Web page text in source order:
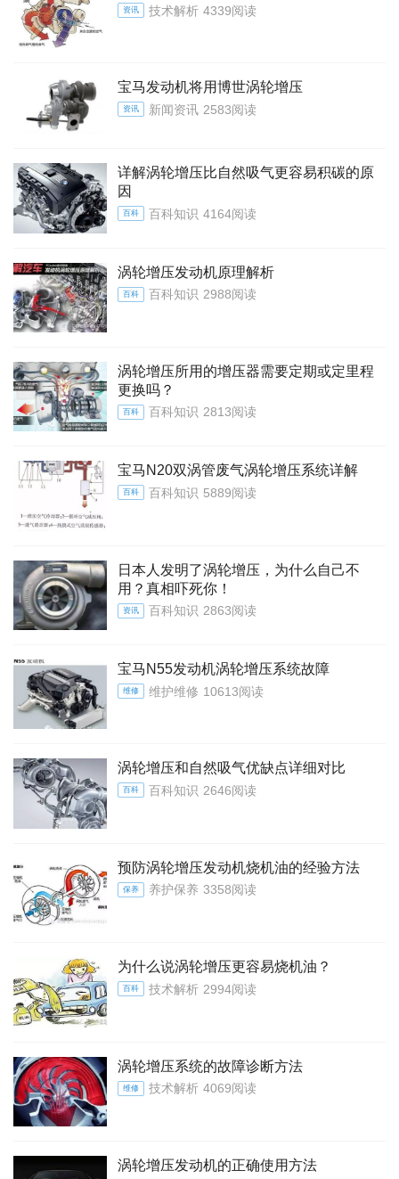
资讯 技术解析 4339阅读
宝马发动机将用博世涡轮增压
资讯 新闻资讯 2583阅读
详解涡轮增压比自然吸气更容易积碳的原
因
百科 百科知识 4164阅读
涡轮增压发动机原理解析
百科 百科知识 2988阅读
涡轮增压所用的增压器需要定期或定里程
更换吗？
百科 百科知识 2813阅读
宝马N20双涡管废气涡轮增压系统详解
百科 百科知识 5889阅读
日本人发明了涡轮增压，为什么自己不
用？真相吓死你！
资讯 百科知识 2863阅读
宝马N55发动机涡轮增压系统故障
维修 维护维修 10613阅读
涡轮增压和自然吸气优缺点详细对比
百科 百科知识 2646阅读
预防涡轮增压发动机烧机油的经验方法
保养 养护保养 3358阅读
为什么说涡轮增压更容易烧机油？
百科 技术解析 2994阅读
涡轮增压系统的故障诊断方法
维修 技术解析 4069阅读
涡轮增压发动机的正确使用方法